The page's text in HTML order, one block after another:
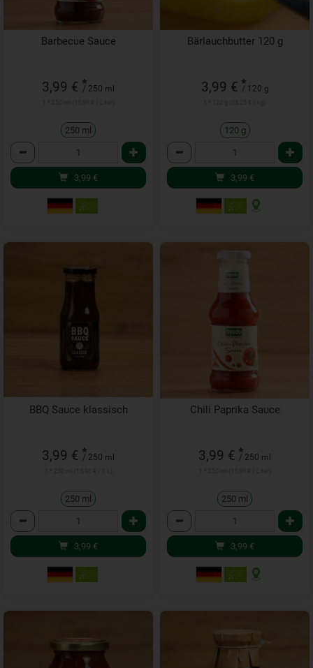
Barbecue Sauce
3,99 € *
/ 250 ml
250 ml
Anzahl
3,99 €
Bärlauchbutter 120 g
3,99 € *
/ 120 g
120 g
Anzahl
3,99 €
BBQ Sauce klassisch
3,99 € *
/ 250 ml
250 ml
Anzahl
3,99 €
Chili Paprika Sauce
3,99 € *
/ 250 ml
250 ml
Anzahl
3,99 €